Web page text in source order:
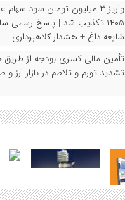
واریز ۳ میلیون تومان سود
۱۴۰۵ تکذیب شد | پاسخ رسمی
شایعه داغ + هشدار کلاهبرداری
تأمین مالی کسری بودجه از
تشدید تورم و تلاطم در بازار ارز و